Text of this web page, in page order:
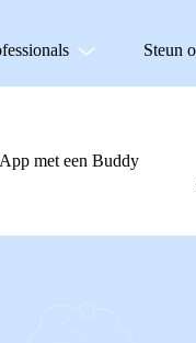
Steun
App met een Buddy